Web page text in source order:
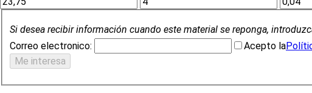
Si desea recibir información cuando este material se reponga,
Correo electronico:
Acepto la